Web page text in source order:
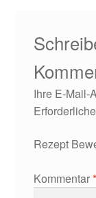
Ihre E-Mail-
Rezept
Kommentar*